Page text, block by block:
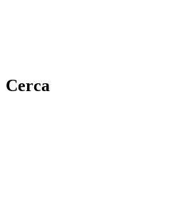
Cerca